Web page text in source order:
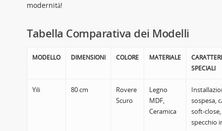
modernità!
Tabella Comparativa dei Modelli
MODELLO DIMENSIONI COLORE MATERIALE
SPECIALI
Yili 80 cm
Rovere
Scuro
Legno
MDF,
Ceramica
sospesa,
soft-close,
specchio